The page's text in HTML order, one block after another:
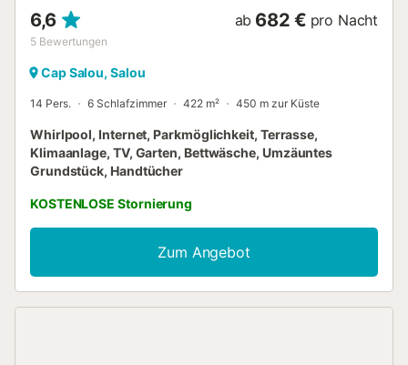
6,6
5 Bewertungen
ab 682 € pro Nacht
Cap Salou, Salou
14 Pers. 6 Schlafzimmer 422 m² 450 m zur Küste
Whirlpool, Internet, Parkmöglichkeit, Terrasse,
Klimaanlage, TV, Garten, Bettwäsche, Umzäuntes
Grundstück, Handtücher
KOSTENLOSE Stornierung
Zum Angebot